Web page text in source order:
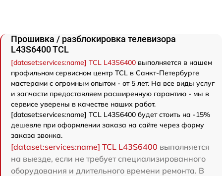
Прошивка / разблокировка телевизора
L43S6400 TCL
[dataset:services:name] TCL L43S6400 выполняется в нашем
профильном сервисном центр TCL в Санкт-Петербурге
мастерами с огромным опытом - от 5 лет. На все виды услуг
и запчасти предоставляем расширенную гарантию - мы в
сервисе уверены в качестве наших работ.
[dataset:services:name] TCL L43S6400 будет стоить на -15%
дешевле при оформлении заказа на сайте через форму
заказа звонка.
[dataset:services:name] TCL L43S6400 выполняется
на выезде, если не требует специализированного
оборудования и длительного времени ремонта. В